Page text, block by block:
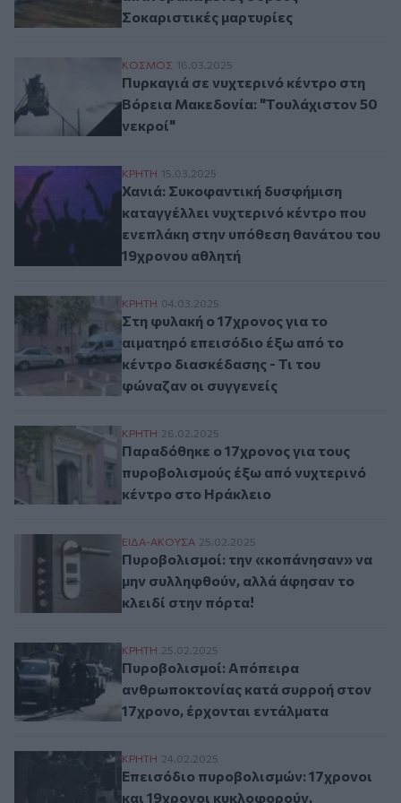
Σοκαριστικές μαρτυρίες
Πυρκαγιά σε νυχτερινό κέντρο στη
ΚΟΣΜΟΣ 16.03.2025
Πυρκαγιά σε νυχτερινό κέντρο στη
Βόρεια Μακεδονία: "Τουλάχιστον 50
νεκροί"
Χανιά: Συκοφαντική δυσφήμιση
ΚΡΗΤΗ 15.03.2025
Χανιά: Συκοφαντική δυσφήμιση
καταγγέλλει νυχτερινό κέντρο που
ενεπλάκη στην υπόθεση θανάτου του
19χρονου αθλητή
Στη φυλακή ο 17χρονος για το αιματηρό
ΚΡΗΤΗ 04.03.2025
Στη φυλακή ο 17χρονος για το
αιματηρό επεισόδιο έξω από το
κέντρο διασκέδασης - Τι του
φώναζαν οι συγγενείς
Παραδόθηκε ο 17χρονος για τους
ΚΡΗΤΗ 26.02.2025
Παραδόθηκε ο 17χρονος για τους
πυροβολισμούς έξω από νυχτερινό
κέντρο στο Ηράκλειο
Πυροβολισμοί: την «κοπάνησαν» να μην
ΕΙΔΑ-ΑΚΟΥΣΑ 25.02.2025
Πυροβολισμοί: την «κοπάνησαν» να
μην συλληφθούν, αλλά άφησαν το
κλειδί στην πόρτα!
Πυροβολισμοί: Απόπειρα
ΚΡΗΤΗ 25.02.2025
Πυροβολισμοί: Απόπειρα
ανθρωποκτονίας κατά συρροή στον
17χρονο, έρχονται εντάλματα
Επεισόδιο πυροβολισμών: 17χρονοι
ΚΡΗΤΗ 24.02.2025
Επεισόδιο πυροβολισμών: 17χρονοι
και 19χρονοι κυκλοφορούν,